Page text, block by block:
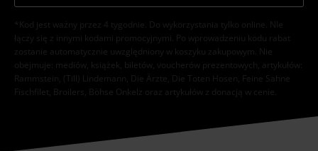
*Kod jest ważny przez 4 tygodnie. Do wykorzystania tylko online. NIe
łączy się z innymi kodami promocyjnymi. Po wprowadzeniu kodu rabat
zostanie automatycznie uwzględniony w koszyku zakupowym. Nie
obejmuje: mediów, książek, biletów, voucherów prezentowych, artykułów:
Rammstein, (Till) Lindemann, Die Ärzte, Die Toten Hosen, Feine Sahne
Fischfilet, Broilers, Böhse Onkelz oraz artykułów z donacją w cenie.